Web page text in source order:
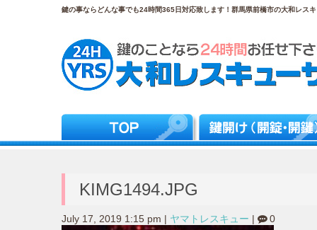
鍵の事ならどんな事でも24時間365日対応致します！群馬県前橋市の大和レス
KIMG1494.JPG
July 17, 2019 1:15 pm ヤマトレスキュー 0